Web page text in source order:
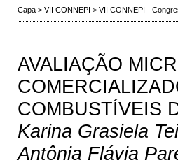
Capa> VII CONNEPI > VII CONNEPI -
AVALIAÇÃO
COMBUSTÍVEIS
Karina Grasiela
Antônia Flávia